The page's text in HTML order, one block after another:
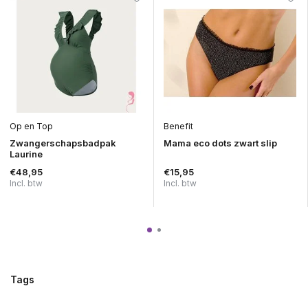
Op en Top
Zwangerschapsbadpak
Laurine
€48,95
Incl. btw
Benefit
Mama eco dots zwart slip
€15,95
Incl. btw
Tags